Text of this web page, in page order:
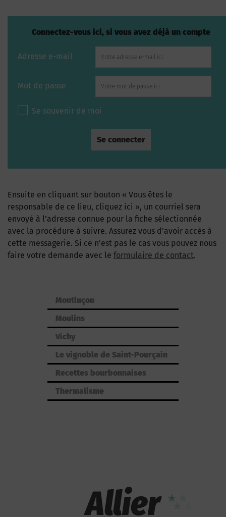
Connectez-vous ici, si vous avez déjà un compte
Adresse e-mail
Mot de passe
Se souvenir de moi
Ensuite en cliquant sur bouton « Vous êtes le
responsable de ce lieu, cliquez ici », un courriel sera
envoyé à l’adresse connue pour la fiche sélectionnée
avec la procédure à suivre. Assurez vous d’avoir accès à
cette messagerie. Si ce n’est pas le cas vous pouvez nous
faire votre demande avec le formulaire de contact.
Montluçon
Moulins
Vichy
Le vignoble de Saint-Pourçain
Recettes bourbonnaises
Thermalisme